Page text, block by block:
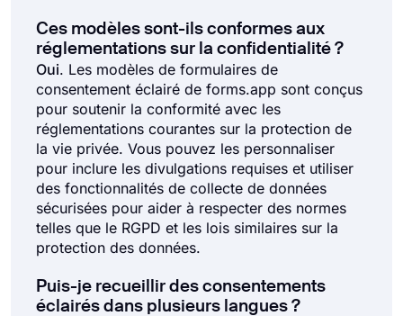
Ces modèles sont-ils conformes aux
réglementations sur la confidentialité ?
Oui. Les modèles de formulaires de
consentement éclairé de forms.app sont conçus
pour soutenir la conformité avec les
réglementations courantes sur la protection de
la vie privée. Vous pouvez les personnaliser
pour inclure les divulgations requises et utiliser
des fonctionnalités de collecte de données
sécurisées pour aider à respecter des normes
telles que le RGPD et les lois similaires sur la
protection des données.
Puis-je recueillir des consentements
éclairés dans plusieurs langues ?